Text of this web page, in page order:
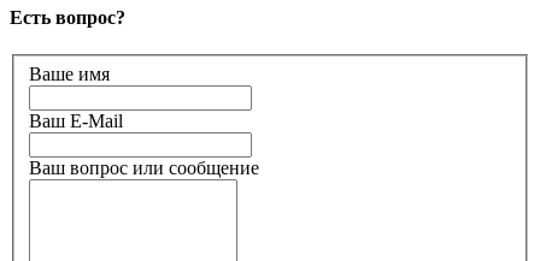
Есть вопрос?
Ваше имя
Ваш E-Mail
Ваш вопрос или сообщение